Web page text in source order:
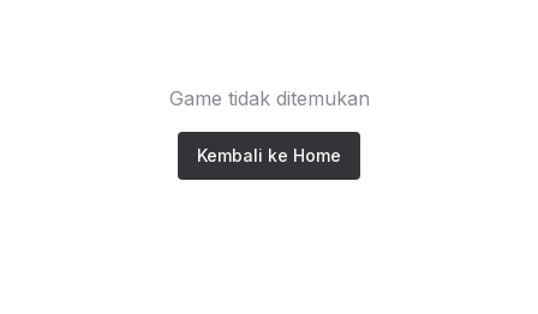
Game tidak ditemukan
Kembali ke Home